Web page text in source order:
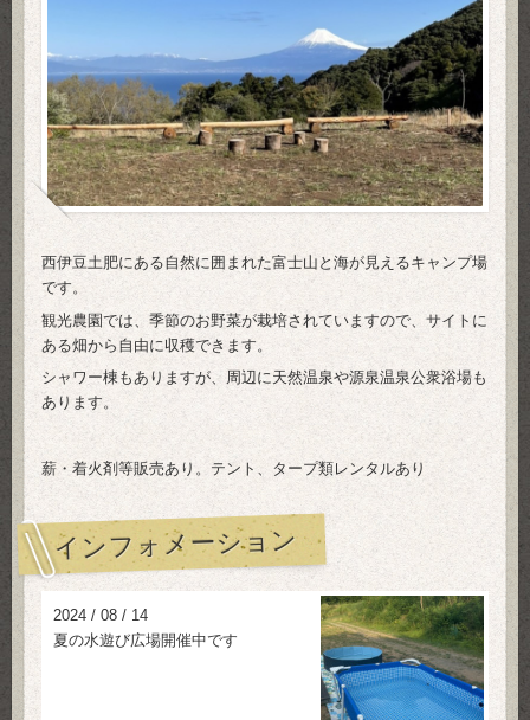
西伊豆土肥にある自然に囲まれた富士山と海が見えるキャンプ場
です。
観光農園では、季節のお野菜が栽培されていますので、サイトに
ある畑から自由に収穫できます。
シャワー棟もありますが、周辺に天然温泉や源泉温泉公衆浴場も
あります。
薪・着火剤等販売あり。テント、タープ類レンタルあり
インフォメーション
2024 / 08 / 14
夏の水遊び広場開催中です